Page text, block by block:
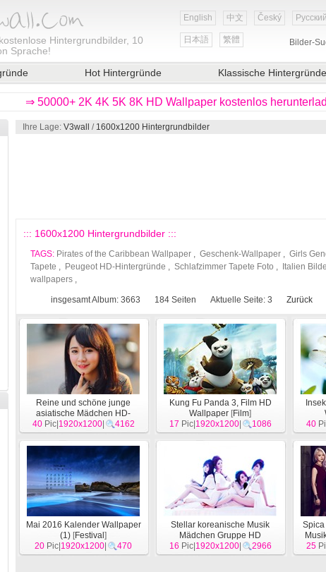
kostenlose Hintergrundbilder, 10
Sprache!
English 中文 Český Русский
日本語 繁體 Bilder-
Hot Hintergründe Klassische Hintergründe
⇒ 50000+ 2K 4K 5K 8K HD Wallpaper kostenlos
Ihre Lage: V3wall / 1600x1200 Hintergrundbilder
::: 1600x1200 Hintergrundbilder :::
TAGS: Pirates of the Caribbean Wallpaper , Geschenk-Wallpaper , Girls
Tapete , Peugeot HD-Hintergründe , Schlafzimmer Tapete Foto , Italien
wallpapers ,
insgesamt Album: 3663 184 Seiten Aktuelle Seite: 3 Zurück
Reine und schöne junge
asiatische Mädchen HD-
Wallpaper Kollektion (1)
[Menschen]
40Pic| 1920x1200| 4162
Kung Fu Panda 3, Film HD
Wallpaper [Film]
17 Pic| 1920x1200| 1086
40
Mai 2016 Kalender Wallpaper
(1) [Festival ]
20 Pic| 1920x1200 470
Stellar koreanische Musik
Mädchen Gruppe HD
Wallpaper[Menschen]
16 Pic| 1920x1200| 2966 25